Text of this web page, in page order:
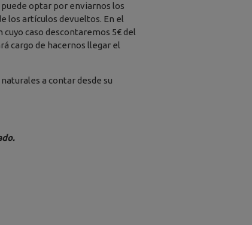
optar por enviarnos los
los artículos devueltos. En el
caso descontaremos 5€ del
cargo de hacernos llegar el
a contar desde su